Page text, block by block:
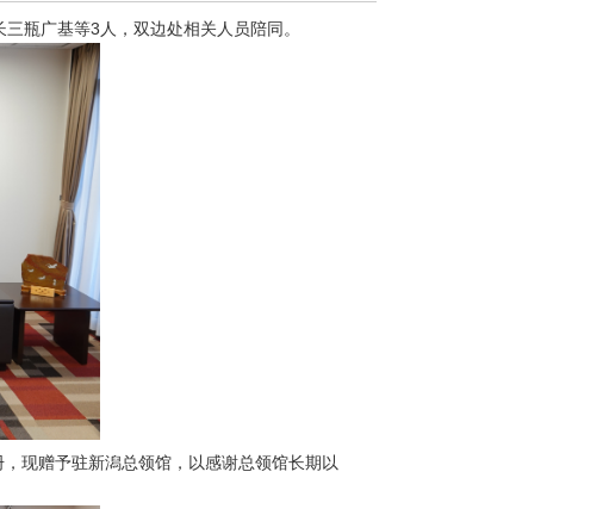
瓶广基等3人，双边处相关人员陪同。
现赠予驻新潟总领馆，以感谢总领馆长期以